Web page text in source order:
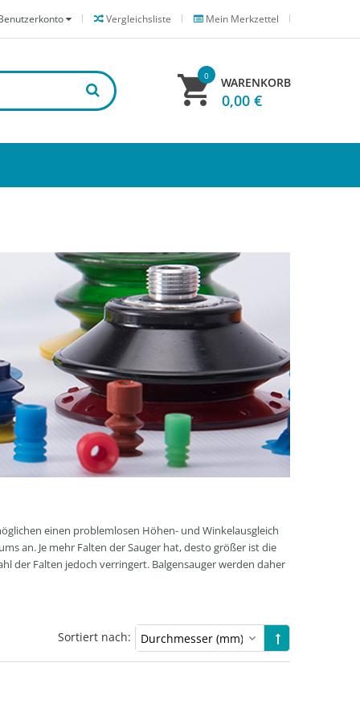
Mein Merkzettel
Vergleichsliste
WARENKORB
0
0,00 €
einen problemlosen Höhen- und Winkelausgleich
an. Je mehr Falten der Sauger hat, desto größer ist die
der Falten jedoch verringert. Balgensauger werden daher
Sortiert nach: